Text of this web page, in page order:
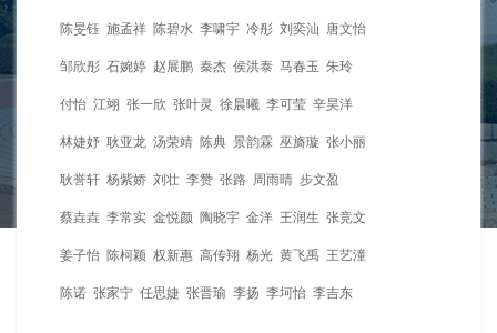
陈旻钰 施孟祥 陈碧水 李啸宇 冷彤 刘奕汕 唐文怡
邹欣彤 石婉婷 赵展鹏 秦杰 侯洪泰 马春玉 朱玲
付怡 江翊 张一欣 张叶灵 徐晨曦 李可莹 辛昊洋
林婕妤 耿亚龙 汤荣靖 陈典 景韵霖 巫旖璇 张小丽
耿誉轩 杨紫娇 刘壮 李赞 张路 周雨晴 步文盈
蔡垚垚 李常实 金悦颜 陶晓宇 金洋 王润生 张竞文
姜子怡 陈柯颖 权新惠 高传翔 杨光 黄飞禹 王艺潼
陈诺 张家宁 任思婕 张晋瑜 李扬 李坷怡 李吉东